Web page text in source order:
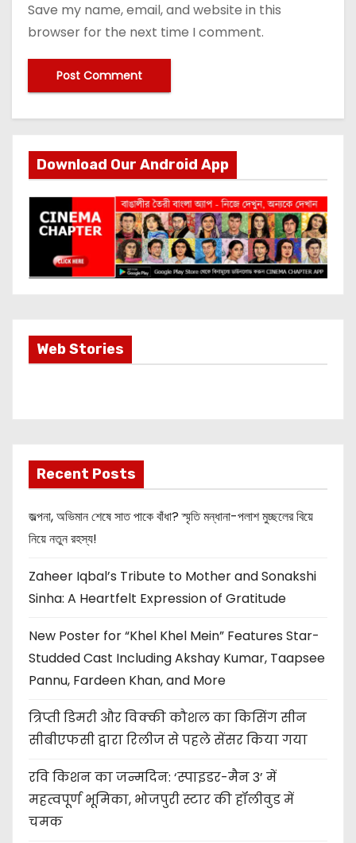
Save my name, email, and website in this
browser for the next time I comment.
Download Our Android App
Web StoriesMost Important
Info about
Recent Posts
জল্পনা, অভিমান শেষে সাত পাকে বাঁধা? স্মৃতি মন্ধানা-পলাশ মুচ্ছলের বিয়ে
নিয়ে নতুন রহস্য!
Zaheer Iqbal’s Tribute to Mother and Sonakshi
Sinha: A Heartfelt Expression of Gratitude
New Poster for “Khel Khel Mein” Features Star-
Studded Cast Including Akshay Kumar, Taapsee
Pannu, Fardeen Khan, and More
त्रिप्ती डिमरी और विक्की कौशल का किसिंग सीन
सीबीएफसी द्वारा रिलीज से पहले सेंसर किया गया
रवि किशन का जन्मदिन: ‘स्पाइडर-मैन 3’ में
महत्वपूर्ण भूमिका, भोजपुरी स्टार की हॉलीवुड में
चमक